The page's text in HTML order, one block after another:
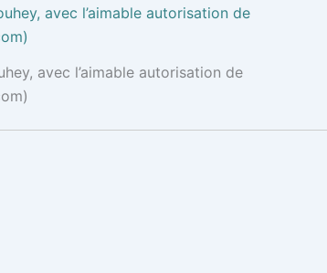
avec l’aimable autorisation de